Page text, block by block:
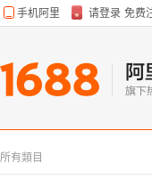
所有類目